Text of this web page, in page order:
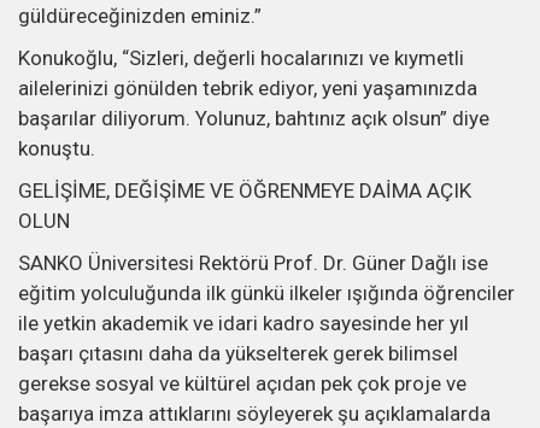
güldüreceğinizden eminiz.”
Konukoğlu, “Sizleri, değerli hocalarınızı ve kıymetli
ailelerinizi gönülden tebrik ediyor, yeni yaşamınızda
başarılar diliyorum. Yolunuz, bahtınız açık olsun” diye
konuştu.
GELİŞİME, DEĞİŞİME VE ÖĞRENMEYE DAİMA AÇIK
OLUN
SANKO Üniversitesi Rektörü Prof. Dr. Güner Dağlı ise
eğitim yolculuğunda ilk günkü ilkeler ışığında öğrenciler
ile yetkin akademik ve idari kadro sayesinde her yıl
başarı çıtasını daha da yükselterek gerek bilimsel
gerekse sosyal ve kültürel açıdan pek çok proje ve
başarıya imza attıklarını söyleyerek şu açıklamalarda